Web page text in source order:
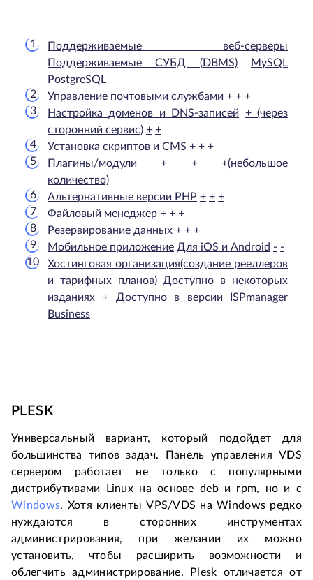
Поддерживаемые веб-серверы
Поддерживаемые СУБД (DBMS)
MySQL
PostgreSQL
Управление почтовыми службами + + +
Настройка доменов и DNS-записей
+ (через
сторонний сервис) + +
Установка скриптов и CMS + + +
Плагины/модули
+ +
+(небольшое
количество)
Альтернативные версии PHP + + +
Файловый менеджер + + +
Резервирование данных + + +
Мобильное приложение Для iOS и Android - -
Хостинговая организация(создание рееллеров
и тарифных планов) Доступно в некоторых
изданиях
+
Доступно в версии ISPmanager
Business
PLESK
Универсальный вариант, который подойдет для
большинства типов задач. Панель управления VDS
сервером работает не только с популярными
дистрибутивами Linux на основе deb и rpm, но и с
Windows. Хотя клиенты VPS/VDS на Windows редко
нуждаются в сторонних инструментах
администрирования, при желании их можно
установить, чтобы расширить возможности и
облегчить администрирование. Plesk отличается от